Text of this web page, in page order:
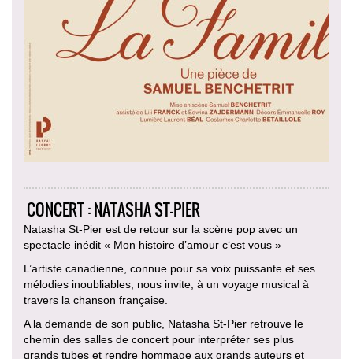
CONCERT : NATASHA ST-PIER
Natasha St-Pier est de retour sur la scène pop avec un
spectacle inédit « Mon histoire d’amour c‘est vous »
L’artiste canadienne, connue pour sa voix puissante et ses
mélodies inoubliables, nous invite, à un voyage musical à
travers la chanson française.
A la demande de son public, Natasha St-Pier retrouve le
chemin des salles de concert pour interpréter ses plus
grands tubes et rendre hommage aux grands auteurs et